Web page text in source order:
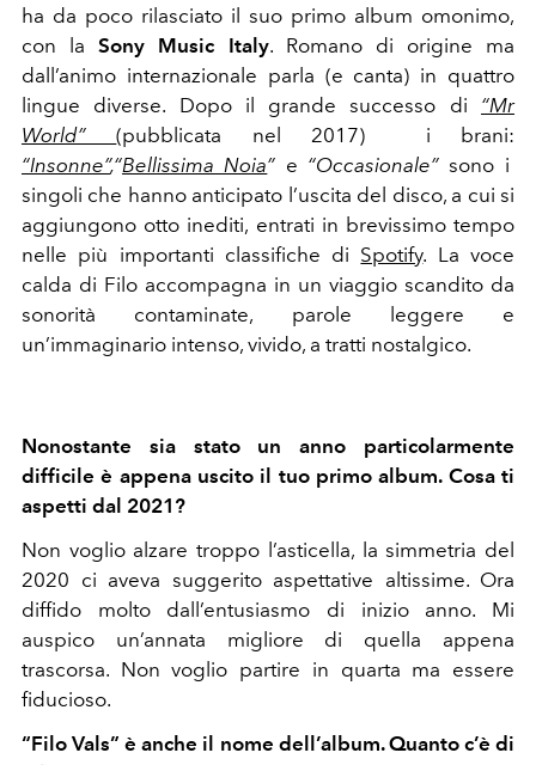
ha da poco rilasciato il suo primo album omonimo,
con la Sony Music Italy. Romano di origine ma
dall’animo internazionale parla (e canta) in quattro
lingue diverse. Dopo il grande successo di
“Mr
World”(pubblicata nel 2017) i brani:
“Insonne”,“Bellissima Noia” e “Occasionale” sono i
singoli che hanno anticipato l’uscita del disco, a cui si
aggiungono otto inediti, entrati in brevissimo tempo
nelle più importanti classifiche di Spotify. La voce
calda di Filo accompagna in un viaggio scandito da
sonorità contaminate, parole leggere e
un’immaginario intenso, vivido, a tratti nostalgico.
Nonostante sia stato un anno particolarmente
difficile è appena uscito il tuo primo album. Cosa ti
aspetti dal 2021?
Non voglio alzare troppo l’asticella, la simmetria del
2020 ci aveva suggerito aspettative altissime. Ora
diffido molto dall’entusiasmo di inizio anno. Mi
auspico un’annata migliore di quella appena
trascorsa. Non voglio partire in quarta ma essere
fiducioso.
“Filo Vals” è anche il nome dell’album. Quanto c’è di